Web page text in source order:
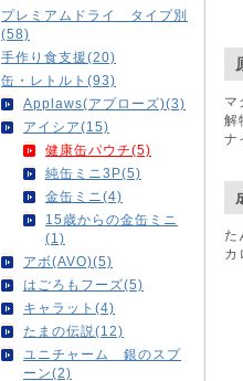
プレミアムドライ タイプ別
(58)
手作り食支援(20)
缶・レトルト(93)
Applaws(アプローズ)(3)
アイシア(15)
健康缶パウチ(5)
純缶ミニ3P(5)
金缶ミニ(4)
15歳からの金缶ミニ
(1)
アボ(AVO)(5)
はごろもフーズ(5)
キャラット(4)
たまの伝説(12)
ユニチャーム 銀のスプ
ーン(2)
マ
解
ナ
た
カ